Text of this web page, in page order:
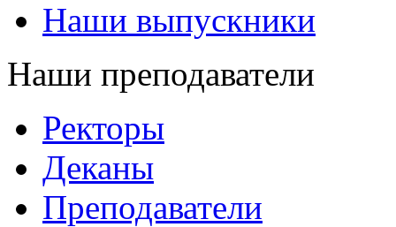
Наши выпускники
Наши преподаватели
Ректоры
Деканы
Преподаватели